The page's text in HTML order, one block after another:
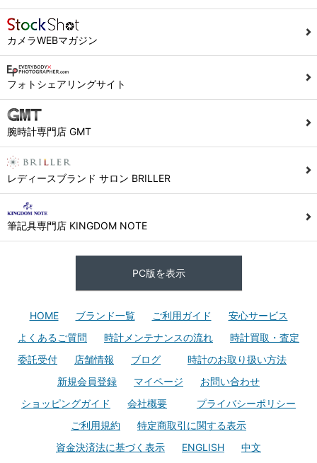
カメラWEBマガジン
フォトシェアリングサイト
腕時計専門店 GMT
レディースブランド サロン BRILLER
筆記具専門店 KINGDOM NOTE
PC版を表示
HOME ブランド一覧 ご利用ガイド
安心サービス
よくあるご質問
時計メンテナンスの流れ
時計買取・査定
委託受付
店舗情報 ブログ
時計のお取り扱い方法
新規会員登録
マイページ
お問い合わせ
ショッピングガイド
会社概要
プライバシーポリシー
ご利用規約
特定商取引に関する表示
資金決済法に基づく表示
ENGLISH 中文